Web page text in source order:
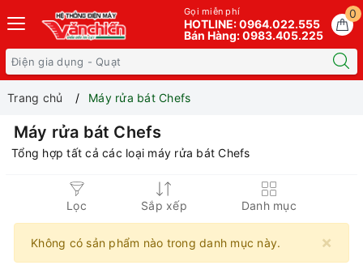
0
Gọi miễn phí
HOTLINE: 0964.022.555
Bán Hàng: 0983.405.225
Trang chủ Máy rửa bát Chefs
Máy rửa bát Chefs
Tổng hợp tất cả các loại máy rửa bát Chefs
Lọc Sắp xếp Danh mục
×
Không có sản phẩm nào trong danh mục này.